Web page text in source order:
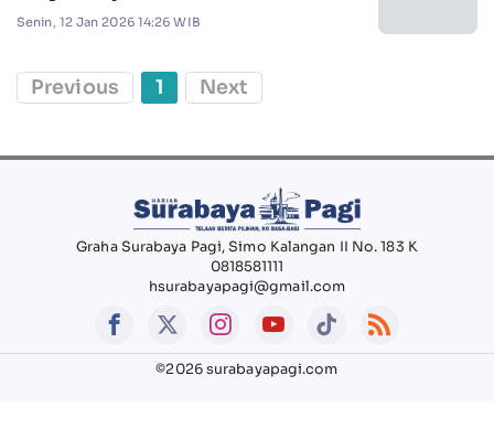
Senin, 12 Jan 2026 14:26 WIB
Previous 1 Next
Graha Surabaya Pagi, Simo Kalangan II No. 183 K
0818581111
hsurabayapagi@gmail.com
©2026 surabayapagi.com